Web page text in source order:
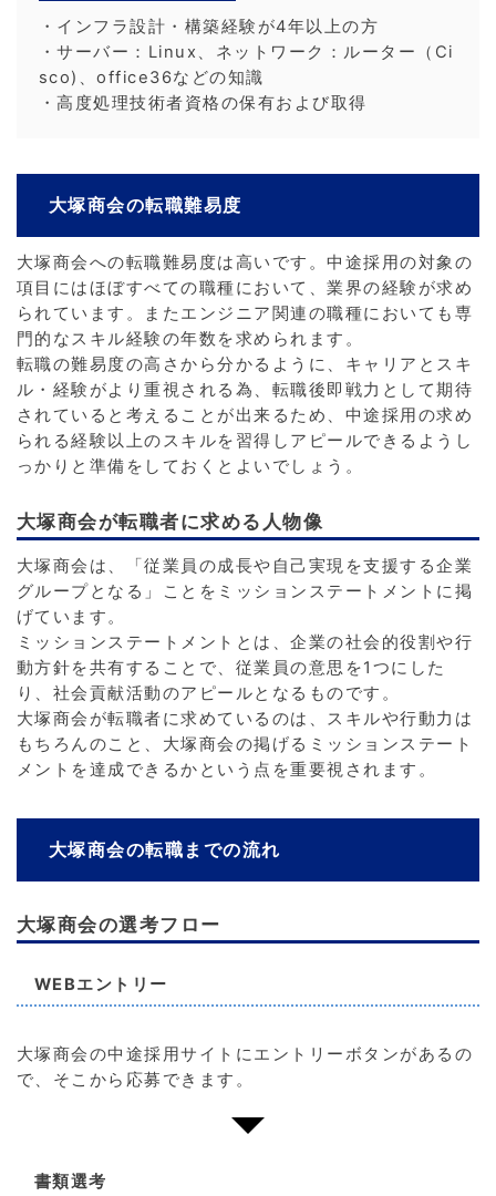
・インフラ設計・構築経験が4年以上の方
・サーバー：Linux、ネットワーク：ルーター（Ci
sco)、office36などの知識
・高度処理技術者資格の保有および取得
大塚商会の転職難易度
大塚商会への転職難易度は高いです。中途採用の対象の
項目にはほぼすべての職種において、業界の経験が求め
られています。またエンジニア関連の職種においても専
門的なスキル経験の年数を求められます。
転職の難易度の高さから分かるように、キャリアとスキ
ル・経験がより重視される為、転職後即戦力として期待
されていると考えることが出来るため、中途採用の求め
られる経験以上のスキルを習得しアピールできるようし
っかりと準備をしておくとよいでしょう。
大塚商会が転職者に求める人物像
大塚商会は、「従業員の成長や自己実現を支援する企業
グループとなる」ことをミッションステートメントに掲
げています。
ミッションステートメントとは、企業の社会的役割や行
動方針を共有することで、従業員の意思を1つにした
り、社会貢献活動のアピールとなるものです。
大塚商会が転職者に求めているのは、スキルや行動力は
もちろんのこと、大塚商会の掲げるミッションステート
メントを達成できるかという点を重要視されます。
大塚商会の転職までの流れ
大塚商会の選考フロー
WEBエントリー
大塚商会の中途採用サイトにエントリーボタンがあるの
で、そこから応募できます。
書類選考